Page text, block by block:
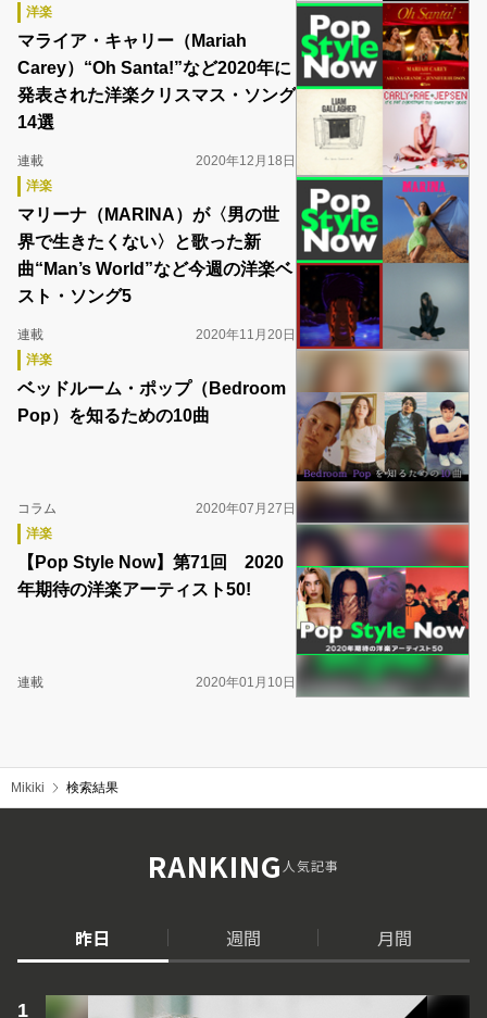
洋楽
マライア・キャリー（Mariah
Carey）“Oh Santa!”など2020年に
発表された洋楽クリスマス・ソング
14選
連載
2020年12月18日
洋楽
マリーナ（MARINA）が〈男の世
界で生きたくない〉と歌った新
曲“Man’s World”など今週の洋楽ベ
スト・ソング5
連載
2020年11月20日
洋楽
ベッドルーム・ポップ（Bedroom
Pop）を知るための10曲
コラム
2020年07月27日
洋楽
【Pop Style Now】第71回 2020
年期待の洋楽アーティスト50!
連載 2020年01月10日
Mikiki 検索結果
RANKING人気記事
昨日 週間 月間